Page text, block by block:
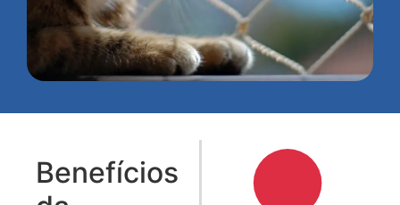
Benefícios